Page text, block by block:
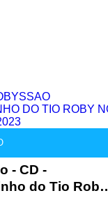
- CD -
do Tio Roby